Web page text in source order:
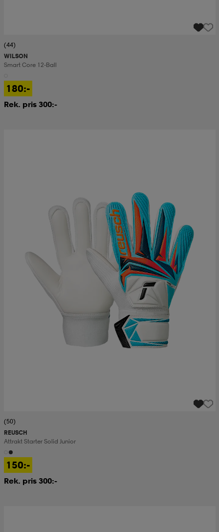
(44)
WILSON
Smart Core 12-Ball
180:-
Rek. pris 300:-
(50)
REUSCH
Attrakt Starter Solid Junior
150:-
Rek. pris 300:-